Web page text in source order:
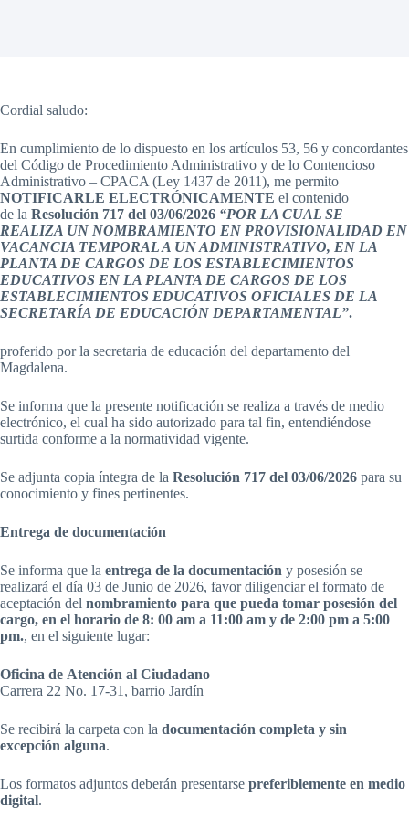
Cordial saludo:
En cumplimiento de lo dispuesto en los artículos 53, 56 y concordantes
del Código de Procedimiento Administrativo y de lo Contencioso
Administrativo – CPACA (Ley 1437 de 2011), me permito
NOTIFICARLE ELECTRÓNICAMENTE el contenido
de la Resolución 717 del 03/06/2026 “POR LA CUAL SE
REALIZA UN NOMBRAMIENTO EN PROVISIONALIDAD EN
VACANCIA TEMPORAL A UN ADMINISTRATIVO, EN LA
PLANTA DE CARGOS DE LOS ESTABLECIMIENTOS
EDUCATIVOS EN LA PLANTA DE CARGOS DE LOS
ESTABLECIMIENTOS EDUCATIVOS OFICIALES DE LA
SECRETARÍA DE EDUCACIÓN DEPARTAMENTAL”.
proferido por la secretaria de educación del departamento del
Magdalena.
Se informa que la presente notificación se realiza a través de medio
electrónico, el cual ha sido autorizado para tal fin, entendiéndose
surtida conforme a la normatividad vigente.
Se adjunta copia íntegra de la Resolución 717 del 03/06/2026 para su
conocimiento y fines pertinentes.
Entrega de documentación
Se informa que la entrega de la documentación y posesión se
realizará el día 03 de Junio de 2026, favor diligenciar el formato de
aceptación del nombramiento para que pueda tomar posesión del
cargo, en el horario de 8: 00 am a 11:00 am y de 2:00 pm a 5:00
pm., en el siguiente lugar:
Oficina de Atención al Ciudadano
Carrera 22 No. 17-31, barrio Jardín
Se recibirá la carpeta con la documentación completa y sin
excepción alguna.
Los formatos adjuntos deberán presentarse preferiblemente en medio
digital.